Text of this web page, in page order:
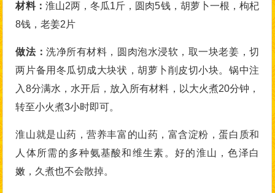
材料： 淮山2两，冬瓜1斤，圆肉5钱，胡萝卜一根，枸杞
8钱，老姜2片
做法：洗净所有材料，圆肉泡水浸软，取一块老姜，切
两片备用冬瓜切成大块状，胡萝卜削皮切小块。锅中注
入8分满水，水开后，放入所有材料，以大火煮20分钟，
转至小火煮3小时即可。
淮山就是山药，营养丰富的山药，富含淀粉，蛋白质和
人体所需的多种氨基酸和维生素。好的淮山，色泽白
嫩，久煮也不会散掉。